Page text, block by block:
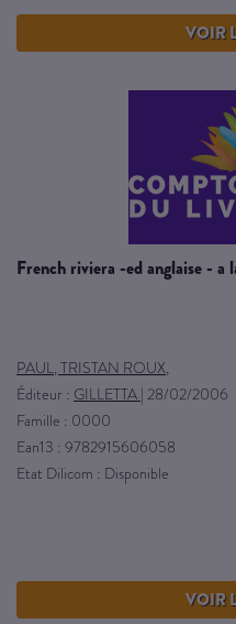
VOIR
french riviera -ed anglaise - a
PAUL, TRISTAN ROUX,
Éditeur : GILLETTA | 28/02/2006
Famille : 0000
Ean13 : 9782915606058
Etat Dilicom : Disponible
VOIR